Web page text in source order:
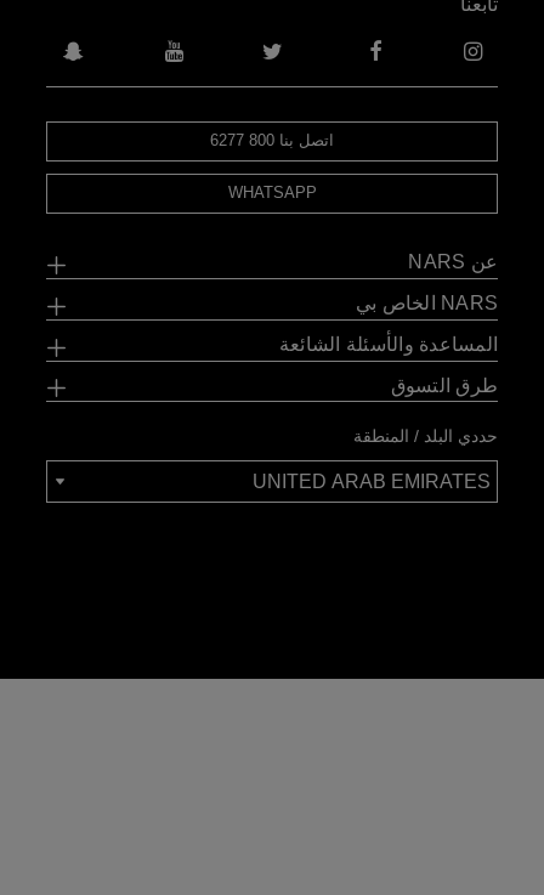
اتصل بنا 800 6277
WHATSAPP
عن NARS
NARS الخاص بي
المساعدة والأسئلة الشائعة
طرق التسوق
حددي البلد / المنطقة